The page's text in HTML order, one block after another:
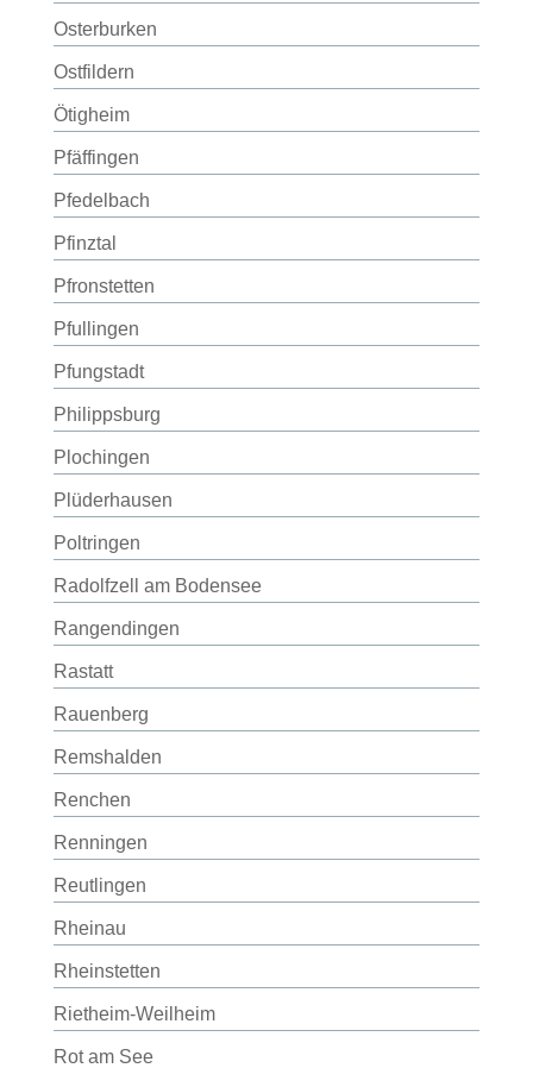
Osterburken
Ostfildern
Ötigheim
Pfäffingen
Pfedelbach
Pfinztal
Pfronstetten
Pfullingen
Pfungstadt
Philippsburg
Plochingen
Plüderhausen
Poltringen
Radolfzell am Bodensee
Rangendingen
Rastatt
Rauenberg
Remshalden
Renchen
Renningen
Reutlingen
Rheinau
Rheinstetten
Rietheim-Weilheim
Rot am See